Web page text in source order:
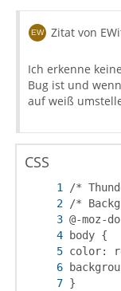
Zitat von
Ich erkenne
Bug ist und
auf weiß
CSS